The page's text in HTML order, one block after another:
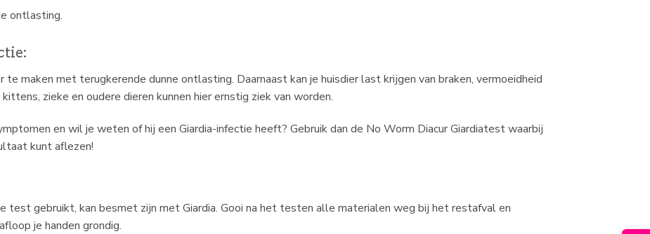
ontlasting.
maken met terugkerende dunne ontlasting. Daarnaast kan je huisdier last krijgen van braken, vermoeidheid
zieke en oudere dieren kunnen hier ernstig ziek van worden.
en wil je weten of hij een Giardia-infectie heeft? Gebruik dan de No Worm Diacur Giardiatest waarbij
kunt aflezen!
test gebruikt, kan besmet zijn met Giardia. Gooi na het testen alle materialen weg bij het restafval en
je handen grondig.